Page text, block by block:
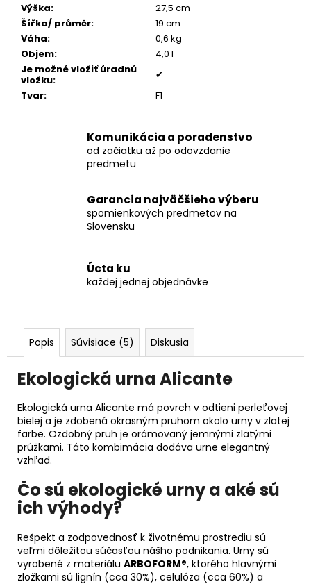
Výška:
27,5 cm
Šířka/ průměr:
19 cm
Váha:
0,6 kg
Objem:
4,0 l
Je možné vložiť úradnú
vložku:
✔
Tvar: F1
Komunikácia a poradenstvo
od začiatku až po odovzdanie
predmetu
Garancia najväčšieho výberu
spomienkových predmetov na
Slovensku
Úcta ku
každej jednej objednávke
Popis Súvisiace (5) Diskusia
Ekologická urna Alicante
Ekologická urna Alicante má povrch v odtieni perleťovej
bielej a je zdobená okrasným pruhom okolo urny v zlatej
farbe. Ozdobný pruh je orámovaný jemnými zlatými
prúžkami. Táto kombimácia dodáva urne elegantný
vzhľad.
Čo sú ekologické urny a aké sú
ich výhody?
Rešpekt a zodpovednosť k životnému prostrediu sú
veľmi dôležitou súčasťou nášho podnikania. Urny sú
vyrobené z materiálu ARBOFORM®, ktorého hlavnými
zložkami sú lignín (cca 30%), celulóza (cca 60%) a
PÁNSKY
TOMMY
ŠNÚROVÝ
NÁRAMOK
€160